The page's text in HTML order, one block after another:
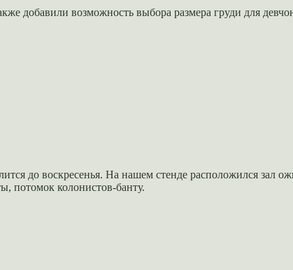
добавили возможность выбора размера груди для
до воскресенья. На нашем стенде расположился зал
колонистов-банту.